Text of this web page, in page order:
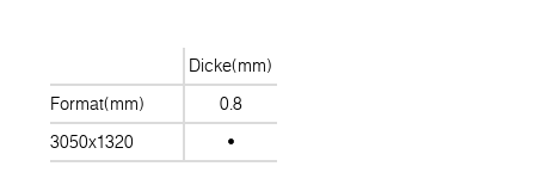
Dicke(mm)
Format(mm)
0.8
3050x1320